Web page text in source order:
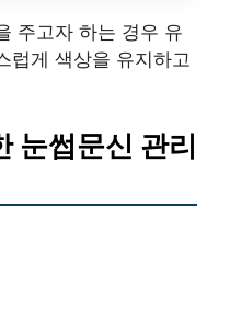
주고자 하는 경우 유
럽게 색상을 유지하고
눈썹문신 관리